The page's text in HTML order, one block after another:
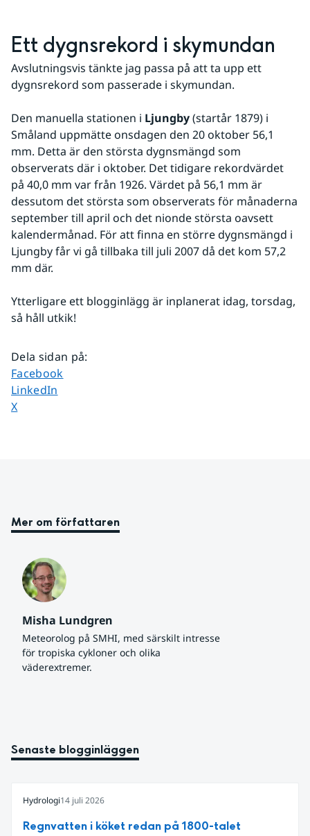
Ett dygnsrekord i skymundan
Avslutningsvis tänkte jag passa på att ta upp ett
dygnsrekord som passerade i skymundan.
Den manuella stationen i Ljungby (startår 1879) i
Småland uppmätte onsdagen den 20 oktober 56,1
mm. Detta är den största dygnsmängd som
observerats där i oktober. Det tidigare rekordvärdet
på 40,0 mm var från 1926. Värdet på 56,1 mm är
dessutom det största som observerats för månaderna
september till april och det nionde största oavsett
kalendermånad. För att finna en större dygnsmängd i
Ljungby får vi gå tillbaka till juli 2007 då det kom 57,2
mm där.
Ytterligare ett blogginlägg är inplanerat idag, torsdag,
så håll utkik!
Dela sidan på:
Dela sidan på
Facebook
Dela sidan på
LinkedIn
Dela sidan på
X
Mer om författaren
Misha Lundgren
Meteorolog på SMHI, med särskilt intresse
för tropiska cykloner och olika
väderextremer.
Senaste blogginläggen
Hydrologi14 juli 2026
Regnvatten i köket redan på 1800-talet